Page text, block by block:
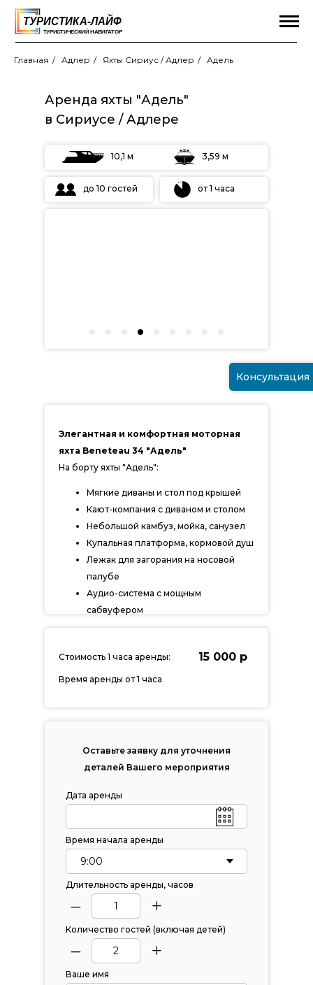
Главная / Адлер / Яхты Сириус / Адлер / Адель
Дата аренды
Время начала аренды
Длительность аренды, часов
– +
Количество гостей (включая детей)
– +
Ваше имя
Оставьте заявку для уточнения
деталей Вашего мероприятия
10,1 м 3,59 м
до 10 гостей от 1 часа
Аренда яхты "Адель"
в Сириусе / Адлере
Элегантная и комфортная моторная
яхта Beneteau 34 "Адель"
На борту яхты "Адель":
Мягкие диваны и стол под крышей
Кают-компания с диваном и столом
Небольшой камбуз, мойка, санузел
Купальная платформа, кормовой душ
Лежак для загорания на носовой
палубе
Аудио-система с мощным
сабвуфером
Время аренды от 1 часа
15 000 р
Стоимость 1 часа аренды:
Консультация